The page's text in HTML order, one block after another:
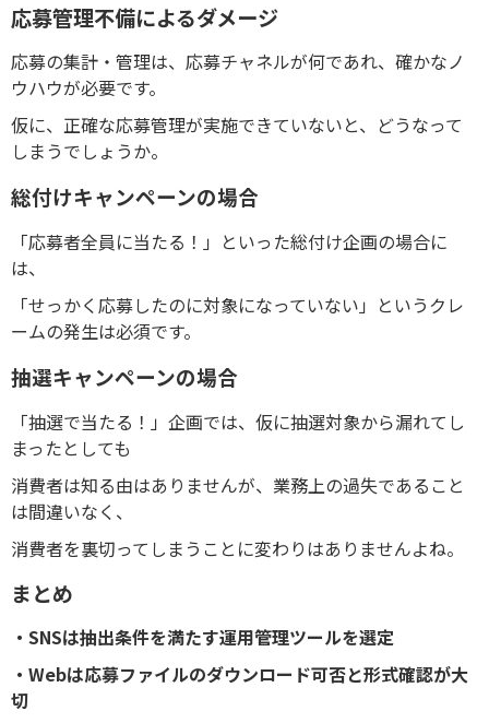
応募管理不備によるダメージ
応募の集計・管理は、応募チャネルが何であれ、確かなノ
ウハウが必要です。
仮に、正確な応募管理が実施できていないと、どうなって
しまうでしょうか。
総付けキャンペーンの場合
「応募者全員に当たる！」といった総付け企画の場合に
は、
「せっかく応募したのに対象になっていない」というクレ
ームの発生は必須です。
抽選キャンペーンの場合
「抽選で当たる！」企画では、仮に抽選対象から漏れてし
まったとしても
消費者は知る由はありませんが、業務上の過失であること
は間違いなく、
消費者を裏切ってしまうことに変わりはありませんよね。
まとめ
・SNSは抽出条件を満たす運用管理ツールを選定
・Webは応募ファイルのダウンロード可否と形式確認が大
切